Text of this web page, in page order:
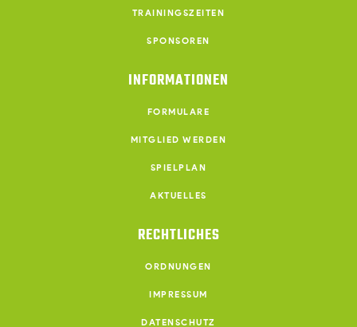
TRAININGSZEITEN
SPONSOREN
INFORMATIONEN
FORMULARE
MITGLIED WERDEN
SPIELPLAN
AKTUELLES
RECHTLICHES
ORDNUNGEN
IMPRESSUM
DATENSCHUTZ